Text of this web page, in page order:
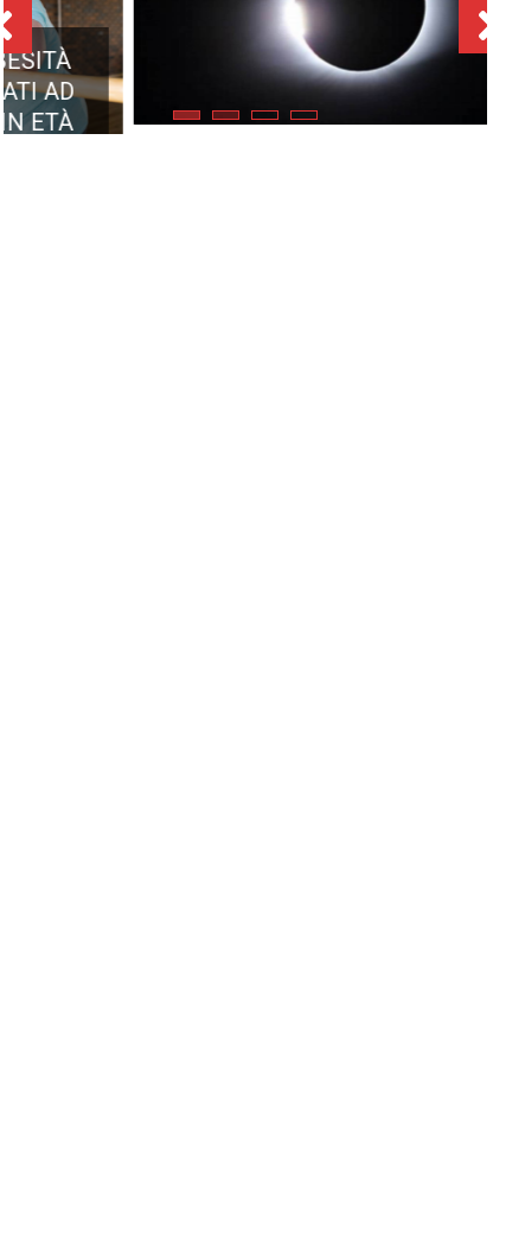
AGOSTO 2026: DOVE SI
POTRÀ VEDERE